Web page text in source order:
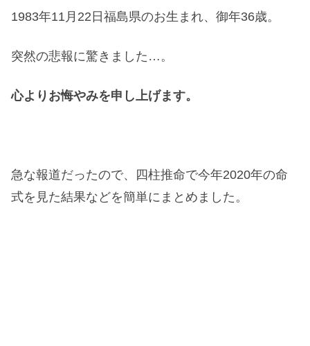
1983年11月22日福島県のお生まれ、御年36歳。
突然の悲報に驚きました…。
心よりお悔やみを申し上げます。
急な報道だったので、四柱推命で今年2020年の命
式を見た結果などを簡単にまとめました。